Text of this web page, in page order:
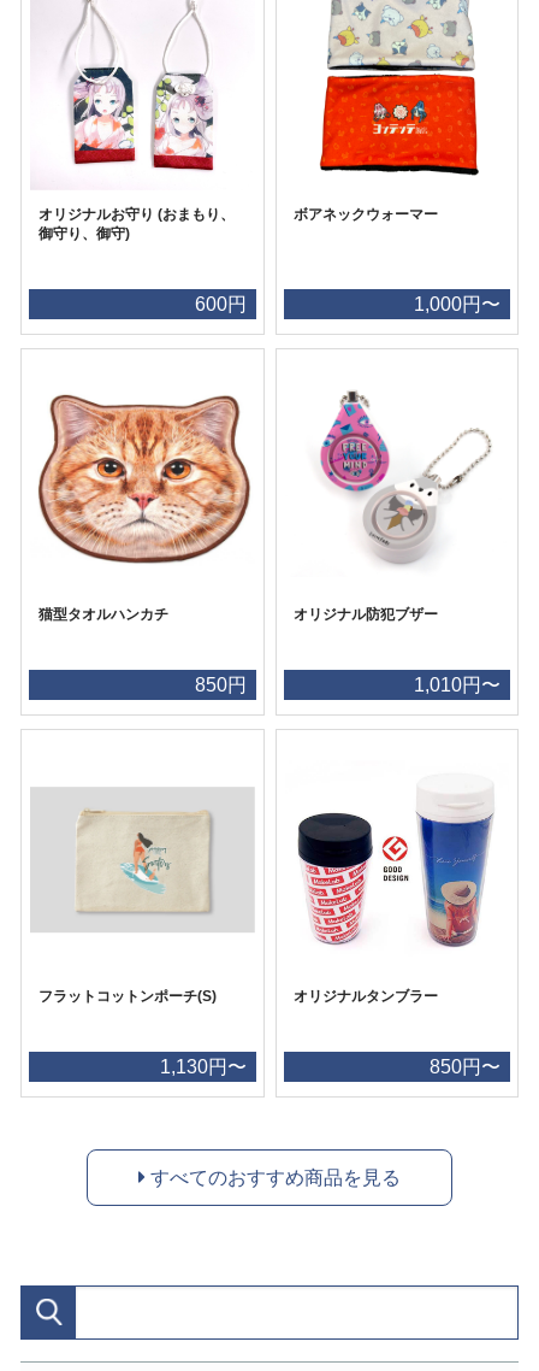
オリジナルお守り (おまもり、
御守り、御守)
600円
ボアネックウォーマー
1,000円〜
猫型タオルハンカチ
850円
オリジナル防犯ブザー
1,010円〜
フラットコットンポーチ(S)
1,130円〜
オリジナルタンブラー
850円〜
すべてのおすすめ商品を見る